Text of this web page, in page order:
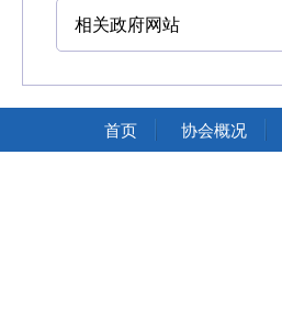
相关政府网站
中国交通运输协会官网
首页 协会概况